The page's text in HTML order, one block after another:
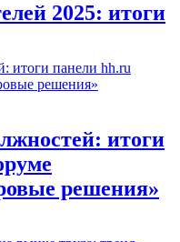
2025: итоги
итоги
решения»